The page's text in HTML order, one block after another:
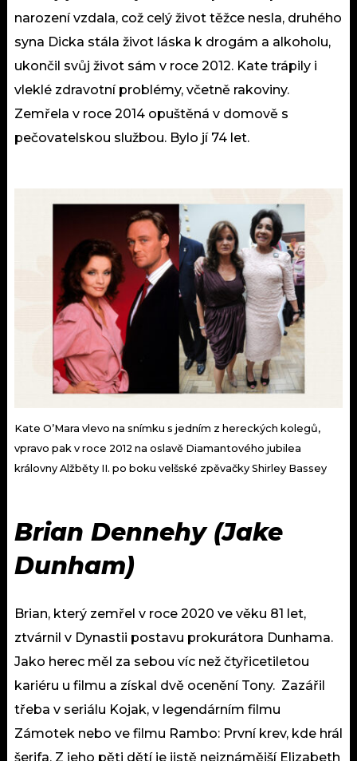
narození vzdala, což celý život těžce nesla, druhého
syna Dicka stála život láska k drogám a alkoholu,
ukončil svůj život sám v roce 2012. Kate trápily i
vleklé zdravotní problémy, včetně rakoviny.
Zemřela v roce 2014 opuštěná v domově s
pečovatelskou službou. Bylo jí 74 let.
Kate O’Mara vlevo na snímku s jedním z hereckých kolegů,
vpravo pak v roce 2012 na oslavě Diamantového jubilea
královny Alžběty II. po boku velšské zpěvačky Shirley Bassey
Brian Dennehy (Jake
Dunham)
Brian, který zemřel v roce 2020 ve věku 81 let,
ztvárnil v Dynastii postavu prokurátora Dunhama.
Jako herec měl za sebou víc než čtyřicetiletou
kariéru u filmu a získal dvě ocenění Tony. Zazářil
třeba v seriálu Kojak, v legendárním filmu
Zámotek nebo ve filmu Rambo: První krev, kde hrál
šerifa. Z jeho pěti dětí je jistě nejznámější Elizabeth